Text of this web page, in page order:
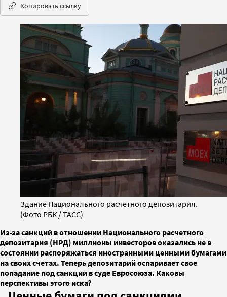
Копировать ссылку
Здание Национального расчетного депозитария.
(Фото РБК / ТАСС)
Из-за санкций в отношении Национального расчетного
депозитария (НРД) миллионы инвесторов оказались не в
состоянии распоряжаться иностранными ценными бумагами
на своих счетах. Теперь депозитарий оспаривает свое
попадание под санкции в суде Евросоюза. Каковы
перспективы этого иска?